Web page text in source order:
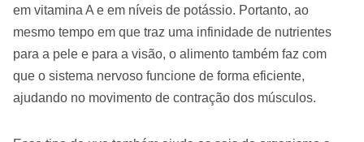
em vitamina A e em níveis de potássio. Portanto, ao
mesmo tempo em que traz uma infinidade de nutrientes
para a pele e para a visão, o alimento também faz com
que o sistema nervoso funcione de forma eficiente,
ajudando no movimento de contração dos músculos.